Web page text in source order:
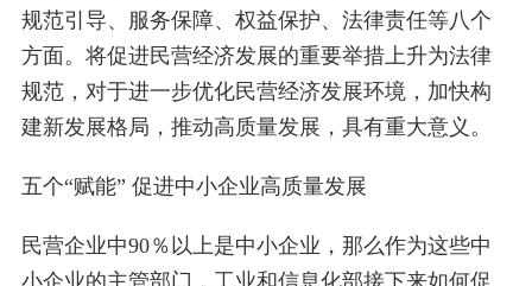
规范引导、服务保障、权益保护、法律责任等八个
方面。将促进民营经济发展的重要举措上升为法律
规范，对于进一步优化民营经济发展环境，加快构
建新发展格局，推动高质量发展，具有重大意义。
五个“赋能” 促进中小企业高质量发展
民营企业中90％以上是中小企业，那么作为这些中